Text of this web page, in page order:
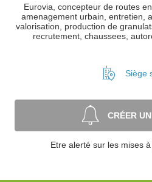
Eurovia, concepteur de routes
amenagement urbain, entretien,
valorisation, production de
recrutement, chaussees,
Siège
CRÉER
Etre alerté sur les mises